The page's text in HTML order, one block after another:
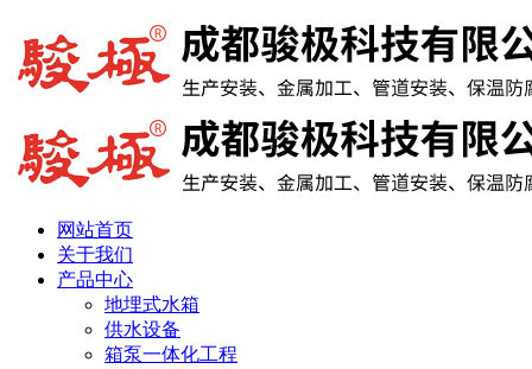
网站首页
关于我们
产品中心
地埋式水箱
供水设备
箱泵一体化工程